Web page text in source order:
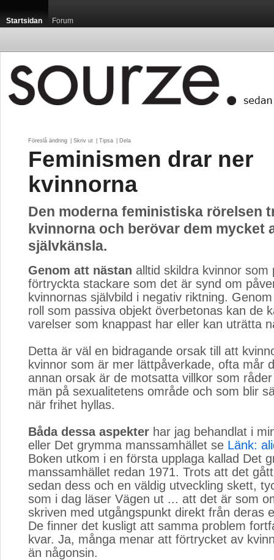
Startsidan Forum
Föreslå ändring Skriv ut Tipsa Dela
Feminismen drar ner
kvinnorna
Den moderna feministiska rörelsen
kvinnorna och berövar dem mycket
självkänsla.
Genom att nästan alltid skildra kvinnor som
förtryckta stackare som det är synd om
kvinnornas självbild i negativ riktning.
roll som passiva objekt överbetonas kan de
varelser som knappast har eller kan uträtta
Detta är väl en bidragande orsak till att
kvinnor som är mer lättpåverkade, ofta mår
annan orsak är de motsatta villkor som
män på sexualitetens område och som blir
när frihet hyllas.
Båda dessa aspekter har jag behandlat i
eller Det grymma manssamhället se Länk:
Boken utkom i en första upplaga kallad Det
manssamhället redan 1971. Trots att det
sedan dess och en väldig utveckling skett,
som i dag läser Vägen ut ... att det är som
skriven med utgångspunkt direkt från deras
De finner det kusligt att samma problem
kvar. Ja, många menar att förtrycket av
än någonsin.